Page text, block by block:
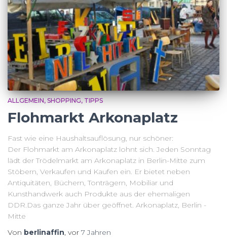
ALLGEMEIN SHOPPING TIPPS
Flohmarkt Arkonaplatz
Fast wie eine Haushaltsauflösung, nur schöner:
Der Flohmarkt am Arkonaplatz lohnt sich. Jeden Sonntag
lädt der Trödelmarkt am Arkonaplatz in Berlin-Mitte zum
Stöbern, Verkaufen und Kaufen ein. Er bietet neben
Antiquitäten, Büchern, Tonträgern, Mobiliar und
Kunsthandwerk auch Produkte aus der ehemaligen
DDR.Das ganze Jahr über geöffnet. Arkonaplatz, Berlin -
Mitte
Von berlinaffin, vor 7 Jahren